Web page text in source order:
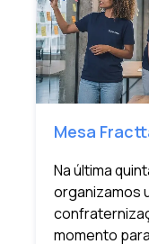
Mesa
Na última
organizamos
momento